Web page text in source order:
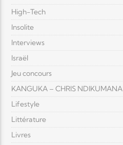
High-Tech
Insolite
Interviews
Israël
Jeu concours
KANGUKA – CHRIS NDIKUMANA
Lifestyle
Littérature
Livres